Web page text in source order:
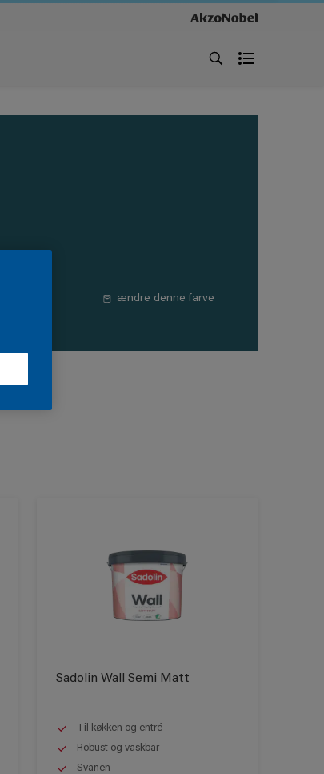
ændre denne farve
Sadolin Wall Semi Matt
Til køkken og entré
Robust og vaskbar
Svanen